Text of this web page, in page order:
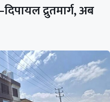
द्रुतमार्ग, अब